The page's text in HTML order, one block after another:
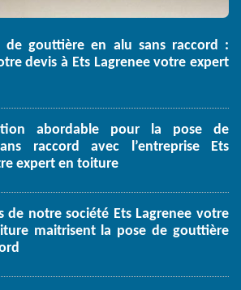
de gouttière en alu sans raccord :
devis à Ets Lagrenee votre expert
abordable pour la pose de
raccord avec l’entreprise Ets
expert en toiture
de notre société Ets Lagrenee votre
maitrisent la pose de gouttière